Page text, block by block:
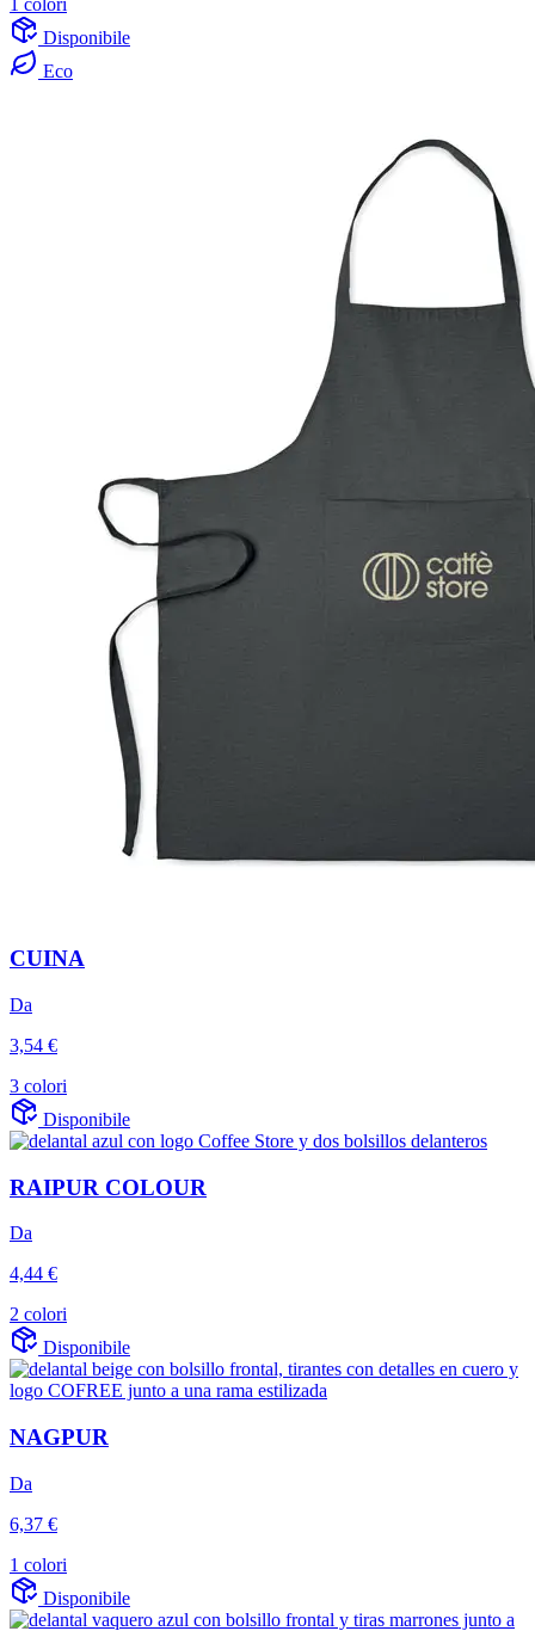
1 colori
Disponibile
Eco
CUINA
Da
3,54 €
3 colori
Disponibile
RAIPUR COLOUR
Da
4,44 €
2 colori
Disponibile
NAGPUR
Da
6,37 €
1 colori
Disponibile